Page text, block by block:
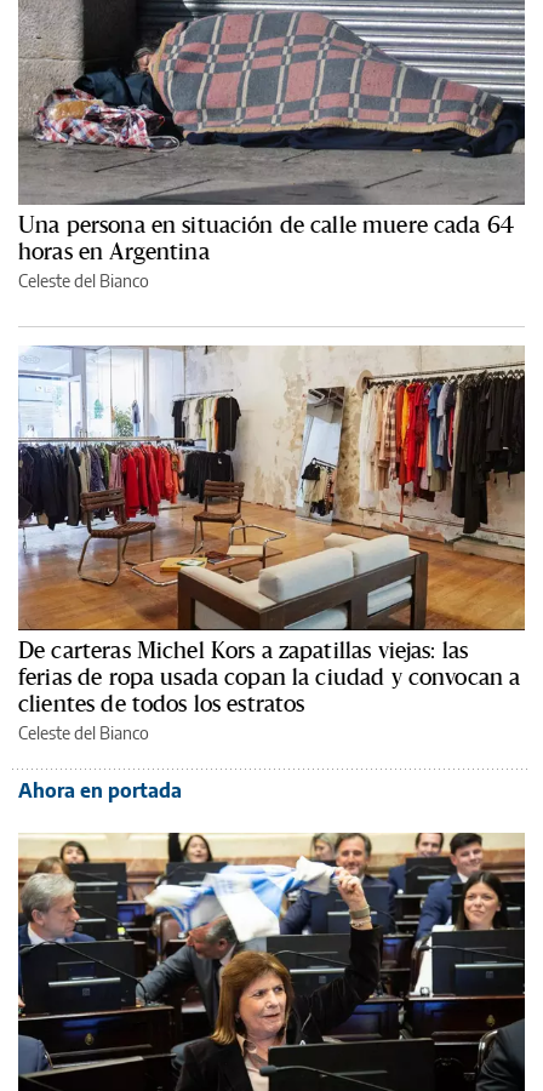
Una persona en situación de calle muere cada 64
horas en Argentina
Celeste del Bianco
De carteras Michel Kors a zapatillas viejas: las
ferias de ropa usada copan la ciudad y convocan a
clientes de todos los estratos
Celeste del Bianco
Ahora en portada